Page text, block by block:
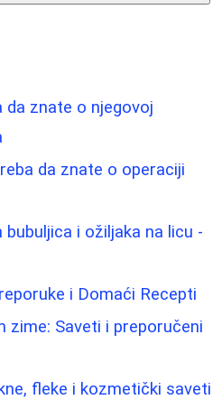
da znate o njegovoj
da znate o operaciji
i ožiljaka na licu -
i Domaći Recepti
zime: Saveti i preporučeni
fleke i kozmetički saveti